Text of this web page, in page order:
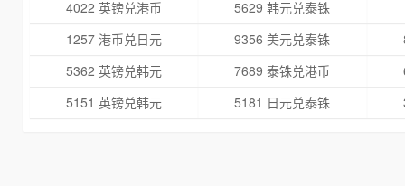
4022 英镑兑港币
5629 韩元兑泰铢
1257 港币兑日元
9356 美元兑泰铢
5362 英镑兑韩元
7689 泰铢兑港币
5151 英镑兑韩元
5181 日元兑泰铢